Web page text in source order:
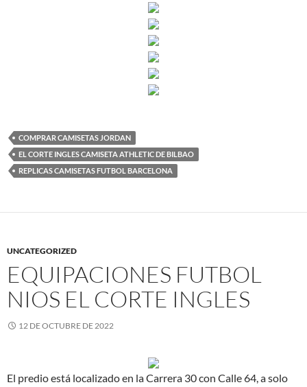
COMPRAR CAMISETAS JORDAN
EL CORTE INGLES CAMISETA ATHLETIC DE BILBAO
REPLICAS CAMISETAS FUTBOL BARCELONA
UNCATEGORIZED
EQUIPACIONES FUTBOL
NIOS EL CORTE INGLES
12 DE OCTUBRE DE 2022
El predio está localizado en la Carrera 30 con Calle 64, a solo